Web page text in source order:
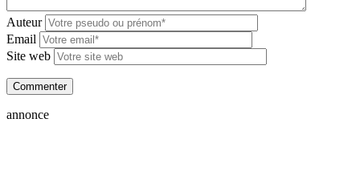
Auteur
Email
Site web
annonce